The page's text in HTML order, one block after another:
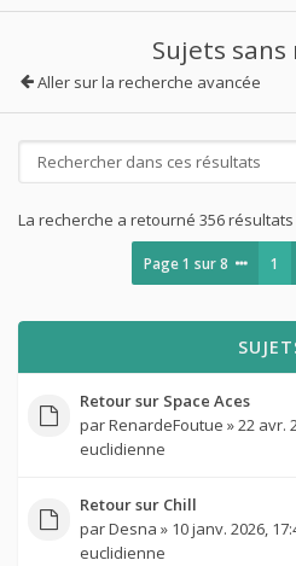
Sujets sans
Aller sur la recherche avancée
La recherche a retourné 356 résultats
Page1 sur8 1
Retour sur Space Aces
parRenardeFoutue » 22 avr.
euclidienne
Retour sur Chill
parDesna » 10 janv. 2026,
euclidienne